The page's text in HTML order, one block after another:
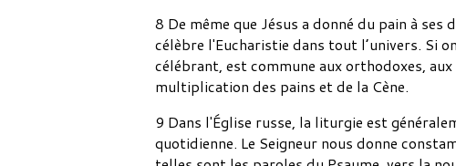
8 De même que Jésus a donné du pain à
célèbre l'Eucharistie dans tout l’univers. Si
célébrant, est commune aux orthodoxes,
multiplication des pains et de la Cène.
9 Dans l'Église russe, la liturgie est
quotidienne. Le Seigneur nous donne